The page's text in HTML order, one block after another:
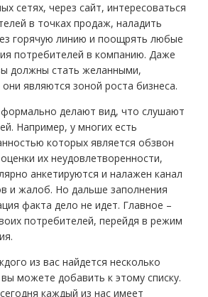
сетях, через сайт, интересоваться
в точках продаж, наладить
горячую линию и поощрять любые
потребителей в компанию. Даже
должны стать желанными,
являются зоной роста бизнеса.
делают вид, что слушают
Например, у многих есть
которых является обзвон
их неудовлетворенности,
анкетируются и налажен канал
и жалоб. Но дальше заполнения
факта дело не идет. Главное –
потребителей, перейдя в режим
из вас найдется несколько
можете добавить к этому списку.
каждый из нас имеет